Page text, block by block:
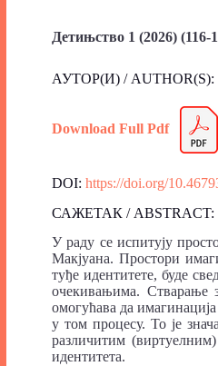
Детињство 1 (2026) (116-
АУТОР(И) /
Download Full Pdf
DOI: https://doi.org/
САЖЕТАК / ABSTRACT:
У раду се испитују
Макјуана. Простори
туђе идентитете, буде
очекивањима. Стварање
омогућава да
у том процесу. То је
различитим
идентитета.